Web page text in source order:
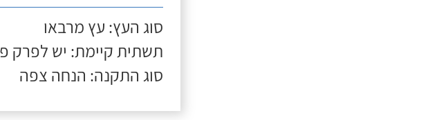
סוג העץ: עץ מרבאו
תשתית קיימת: יש לפרק
סוג התקנה: הנחה צפה